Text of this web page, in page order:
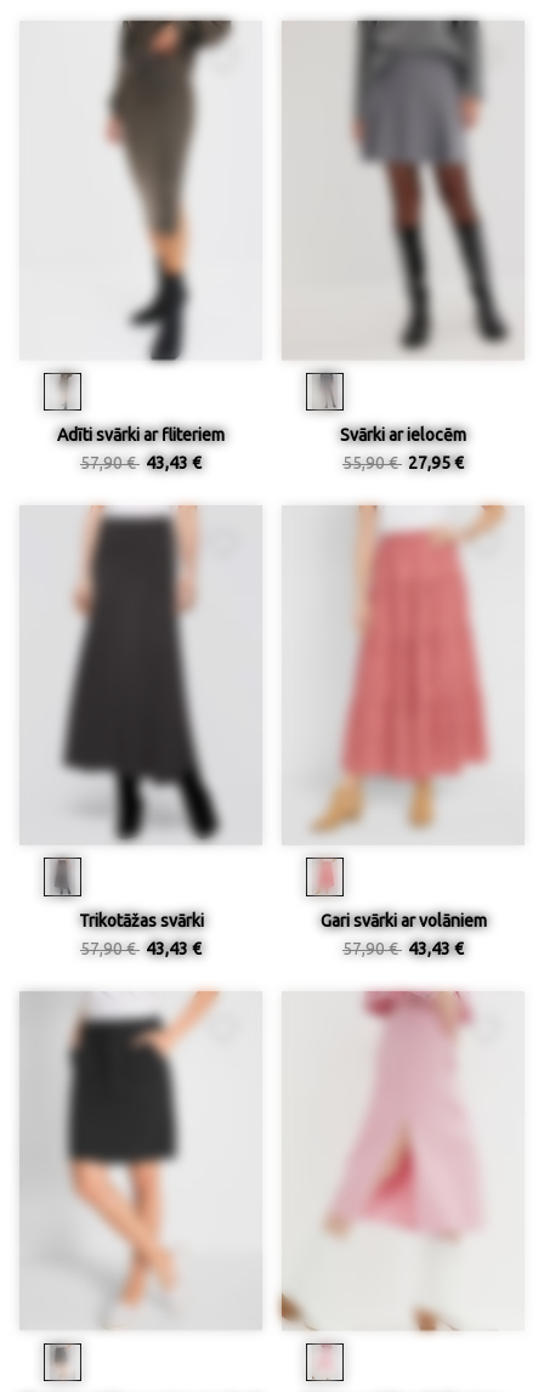
Adīti svārki ar fliteriem
57,90 € 43,43 €
Svārki ar ielocēm
55,90 € 27,95 €
Trikotāžas svārki
57,90 € 43,43 €
Gari svārki ar volāniem
57,90 € 43,43 €